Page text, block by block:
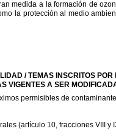
medida a la formación de
la protección al medio
/ TEMAS INSCRITOS POR
VIGENTES A SER
permisibles de
(artículo 10, fracciones VIII y